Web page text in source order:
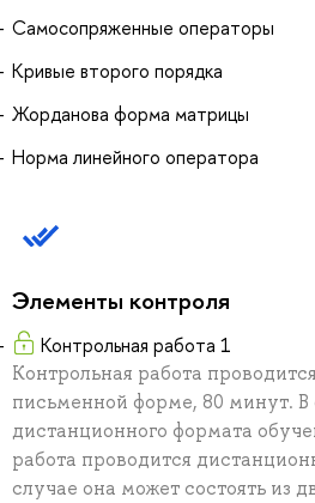
Самосопряженные операторы
Кривые второго порядка
Жорданова форма матрицы
Норма линейного оператора
Элементы контроля
Контрольная работа 1
Контрольная работа
письменной форме, 80 минут. В
дистанционного формата
работа проводится
случае она может состоять из